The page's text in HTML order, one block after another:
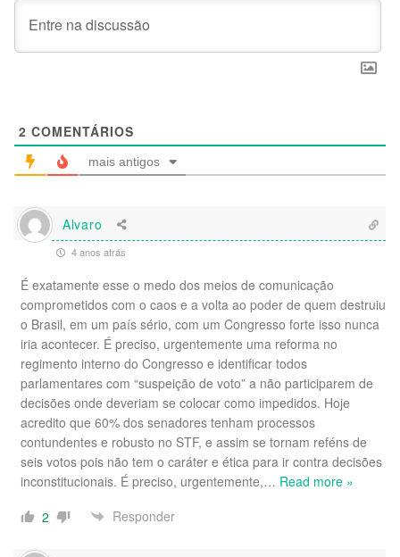
2 COMENTÁRIOS
mais antigos
Alvaro
4 anos atrás
É exatamente esse o medo dos meios de comunicação
comprometidos com o caos e a volta ao poder de quem destruiu
o Brasil, em um país sério, com um Congresso forte isso nunca
iria acontecer. É preciso, urgentemente uma reforma no
regimento interno do Congresso e identificar todos
parlamentares com “suspeição de voto” a não participarem de
decisões onde deveriam se colocar como impedidos. Hoje
acredito que 60% dos senadores tenham processos
contundentes e robusto no STF, e assim se tornam reféns de
seis votos pois não tem o caráter e ética para ir contra decisões
inconstitucionais. É preciso, urgentemente,… Read more »
2
Responder